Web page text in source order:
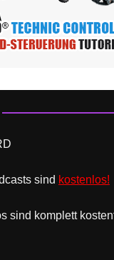
sind kostenlos!
sind komplett